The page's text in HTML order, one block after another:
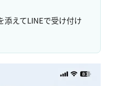
添えてLINEで受け付け